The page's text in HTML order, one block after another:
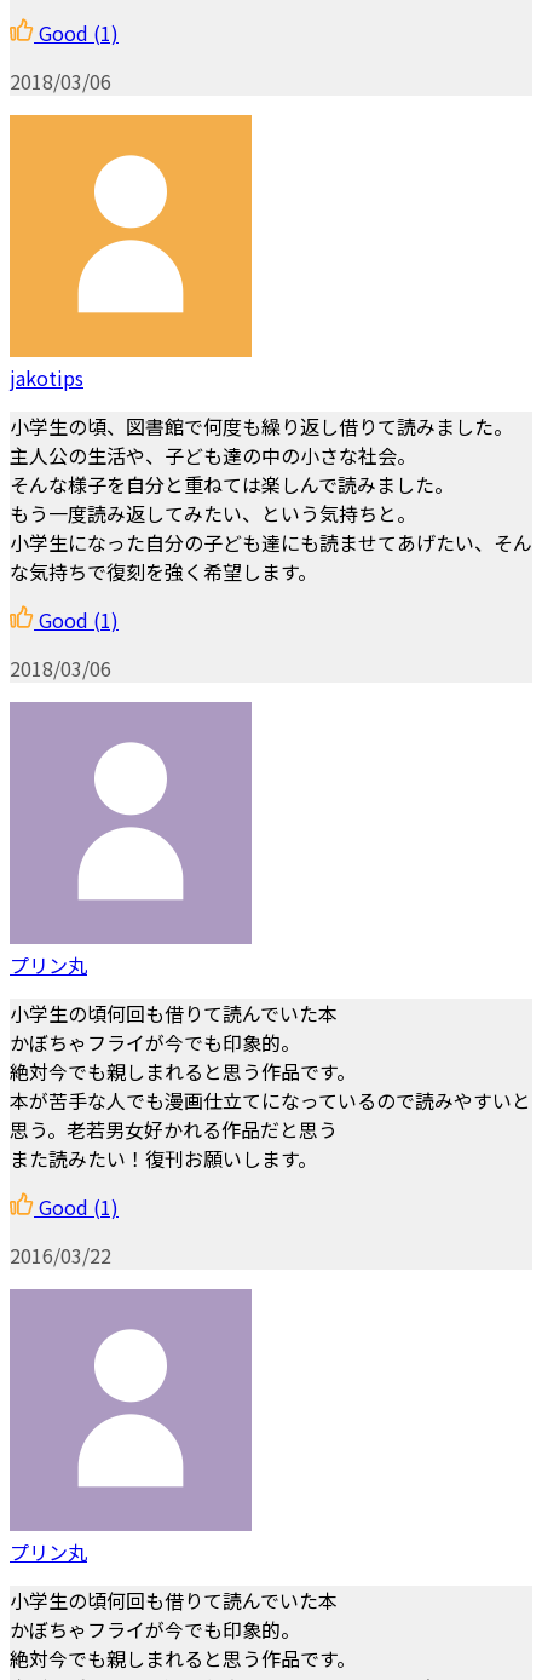
Good (1)
2018/03/06
jakotips
小学生の頃、図書館で何度も繰り返し借りて読みました。
主人公の生活や、子ども達の中の小さな社会。
そんな様子を自分と重ねては楽しんで読みました。
もう一度読み返してみたい、という気持ちと。
小学生になった自分の子ども達にも読ませてあげたい、そん
な気持ちで復刻を強く希望します。
Good (1)
2018/03/06
プリン丸
小学生の頃何回も借りて読んでいた本
かぼちゃフライが今でも印象的。
絶対今でも親しまれると思う作品です。
本が苦手な人でも漫画仕立てになっているので読みやすいと
思う。老若男女好かれる作品だと思う
また読みたい！復刊お願いします。
Good (1)
2016/03/22
プリン丸
小学生の頃何回も借りて読んでいた本
かぼちゃフライが今でも印象的。
絶対今でも親しまれると思う作品です。